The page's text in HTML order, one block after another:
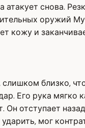
атакует снова.
оружий
кожу и
близко,
Его рука мягко
Он отступает
мог